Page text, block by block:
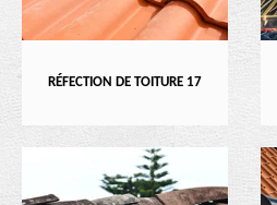
RÉFECTION DE TOITURE 17